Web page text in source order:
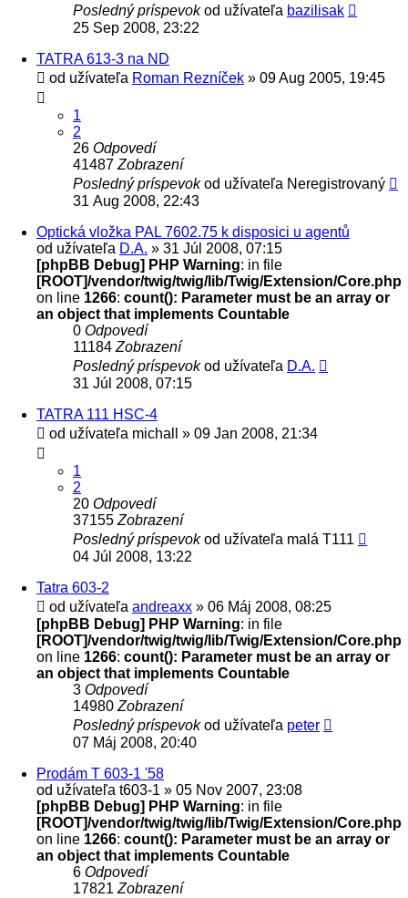
Posledný príspevokod užívateľa bazilisak
25 Sep 2008, 23:22
TATRA 613-3 na ND
od užívateľa Roman Rezníček » 09 Aug 2005, 19:45
1
2
26 Odpovedí
41487 Zobrazení
Posledný príspevokod užívateľa Neregistrovaný
31 Aug 2008, 22:43
Optická vložka PAL 7602.75 k disposici u agentů
od užívateľa D.A. » 31 Júl 2008, 07:15
[phpBB Debug] PHP Warning: in file
[ROOT]/vendor/twig/twig/lib/Twig/Extension/Core.php
on line 1266: count(): Parameter must be an array or
an object that implements Countable
0 Odpovedí
11184 Zobrazení
Posledný príspevokod užívateľa D.A.
31 Júl 2008, 07:15
TATRA 111 HSC-4
od užívateľa michall » 09 Jan 2008, 21:34
1
2
20 Odpovedí
37155 Zobrazení
Posledný príspevokod užívateľa malá T111
04 Júl 2008, 13:22
Tatra 603-2
od užívateľa andreaxx » 06 Máj 2008, 08:25
[phpBB Debug] PHP Warning: in file
[ROOT]/vendor/twig/twig/lib/Twig/Extension/Core.php
on line 1266: count(): Parameter must be an array or
an object that implements Countable
3 Odpovedí
14980 Zobrazení
Posledný príspevokod užívateľa peter
07 Máj 2008, 20:40
Prodám T 603-1 '58
od užívateľa t603-1 » 05 Nov 2007, 23:08
[phpBB Debug] PHP Warning: in file
[ROOT]/vendor/twig/twig/lib/Twig/Extension/Core.php
on line 1266: count(): Parameter must be an array or
an object that implements Countable
6 Odpovedí
17821 Zobrazení